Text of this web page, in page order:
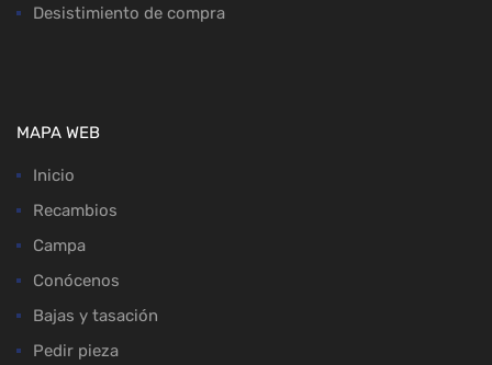
Desistimiento de compra
MAPA WEB
Inicio
Recambios
Campa
Conócenos
Bajas y tasación
Pedir pieza